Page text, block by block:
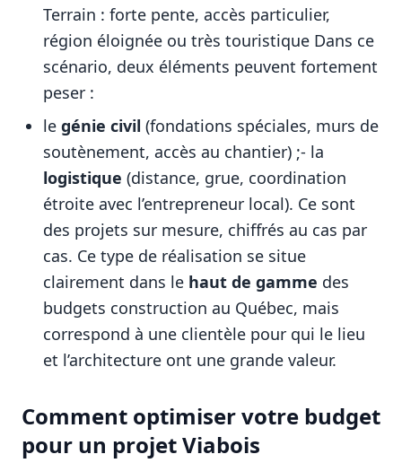
Terrain : forte pente, accès particulier,
région éloignée ou très touristique Dans ce
scénario, deux éléments peuvent fortement
peser :
le génie civil (fondations spéciales, murs de
soutènement, accès au chantier) ;- la
logistique (distance, grue, coordination
étroite avec l’entrepreneur local). Ce sont
des projets sur mesure, chiffrés au cas par
cas. Ce type de réalisation se situe
clairement dans le haut de gamme des
budgets construction au Québec, mais
correspond à une clientèle pour qui le lieu
et l’architecture ont une grande valeur.
Comment optimiser votre budget
pour un projet Viabois